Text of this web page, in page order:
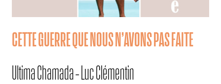
CETTE GUERRE QUE NOUS N’AVONS PAS FAITE
Ultima Chamada - Luc Clémentin